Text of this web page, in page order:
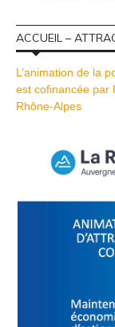
ACCUEIL –
L’animation de la
est cofinancée par
Rhône-Alpes